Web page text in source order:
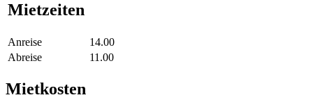
Mietzeiten
Anreise
14.00
Abreise
11.00
Mietkosten